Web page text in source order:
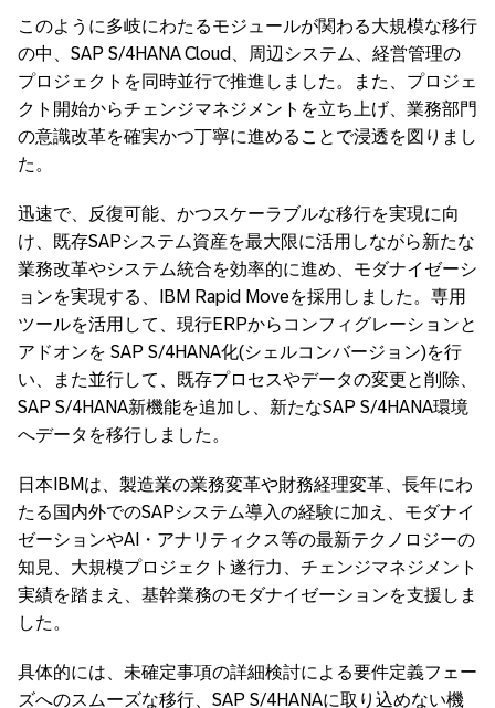
このように多岐にわたるモジュールが関わる大規模な移行
の中、SAP S/4HANA Cloud、周辺システム、経営管理の
プロジェクトを同時並行で推進しました。また、プロジェ
クト開始からチェンジマネジメントを立ち上げ、業務部門
の意識改革を確実かつ丁寧に進めることで浸透を図りまし
た。
迅速で、反復可能、かつスケーラブルな移行を実現に向
け、既存SAPシステム資産を最大限に活用しながら新たな
業務改革やシステム統合を効率的に進め、モダナイゼーシ
ョンを実現する、IBM Rapid Moveを採用しました。専用
ツールを活用して、現行ERPからコンフィグレーションと
アドオンを SAP S/4HANA化(シェルコンバージョン)を行
い、また並行して、既存プロセスやデータの変更と削除、
SAP S/4HANA新機能を追加し、新たなSAP S/4HANA環境
へデータを移行しました。
日本IBMは、製造業の業務変革や財務経理変革、長年にわ
たる国内外でのSAPシステム導入の経験に加え、モダナイ
ゼーションやAI・アナリティクス等の最新テクノロジーの
知見、大規模プロジェクト遂行力、チェンジマネジメント
実績を踏まえ、基幹業務のモダナイゼーションを支援しま
した。
具体的には、未確定事項の詳細検討による要件定義フェー
ズへのスムーズな移行、SAP S/4HANAに取り込めない機